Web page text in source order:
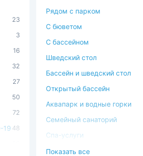
23
3
16
32
27
50
72
19 48
Рядом с парком
C бюветом
С бассейном
Шведский стол
Бассейн и шведский стол
Открытый бассейн
Аквапарк и водные горки
Семейный санаторий
Спа-услуги
В окружении леса
Показать все